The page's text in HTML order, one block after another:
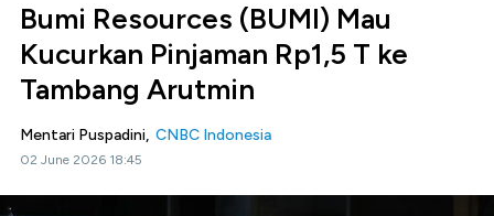
Bumi Resources (BUMI) Mau
Kucurkan Pinjaman Rp1,5 T ke
Tambang Arutmin
Mentari Puspadini, CNBC Indonesia
02 June 2026 18:45